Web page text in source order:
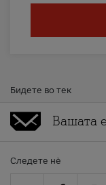
Бидете во тек
Следете нè